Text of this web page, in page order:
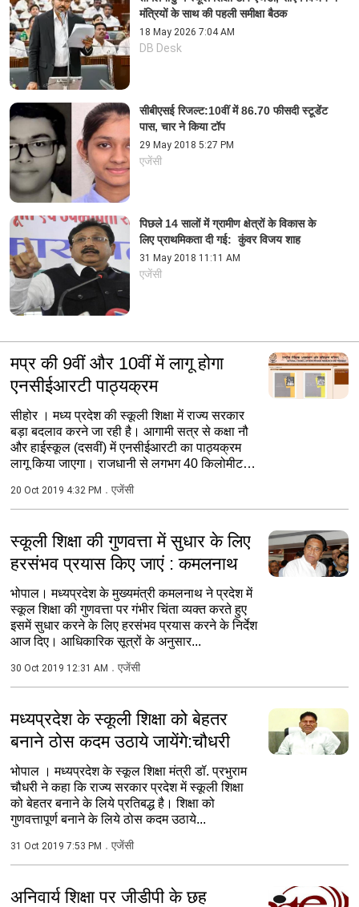
मंत्रियों के साथ की पहली समीक्षा बैठक
18 May 2026 7:04 AM
DB Desk
सीबीएसई रिजल्ट:10वीं में 86.70 फीसदी स्‍टूडेंट
पास, चार ने किया टॉप
29 May 2018 5:27 PM
एजेंसी
पिछले 14 सालों में ग्रामीण क्षेत्रों के विकास के
लिए प्राथमिकता दी गई: कुंवर विजय शाह
31 May 2018 11:11 AM
एजेंसी
मप्र की 9वीं और 10वीं में लागू होगा
एनसीईआरटी पाठ्यक्रम
सीहोर । मध्य प्रदेश की स्कूली शिक्षा में राज्य सरकार
बड़ा बदलाव करने जा रही है। आगामी सत्र से कक्षा नौ
और हाईस्कूल (दसवीं) में एनसीईआरटी का पाठ्यक्रम
लागू किया जाएगा। राजधानी से लगभग 40 किलोमीटर
20 Oct 2019 4:32 PM एजेंसी
स्कूली शिक्षा की गुणवत्ता में सुधार के लिए
हरसंभव प्रयास किए जाएं : कमलनाथ
भोपाल। मध्यप्रदेश के मुख्यमंत्री कमलनाथ ने प्रदेश में
स्कूल शिक्षा की गुणवत्ता पर गंभीर चिंता व्यक्त करते हुए
इसमें सुधार करने के लिए हरसंभव प्रयास करने के निर्देश
आज दिए। आधिकारिक सूत्रों के अनुसार...
30 Oct 2019 12:31 AM एजेंसी
मध्यप्रदेश के स्कूली शिक्षा को बेहतर
बनाने ठोस कदम उठाये जायेंगे:चौधरी
भोपाल । मध्यप्रदेश के स्कूल शिक्षा मंत्री डॉ. प्रभुराम
चौधरी ने कहा कि राज्य सरकार प्रदेश में स्कूली शिक्षा
को बेहतर बनाने के लिये प्रतिबद्ध है। शिक्षा को
गुणवत्तापूर्ण बनाने के लिये ठोस कदम उठाये...
31 Oct 2019 7:53 PM एजेंसी
अनिवार्य शिक्षा पर जीडीपी के छह